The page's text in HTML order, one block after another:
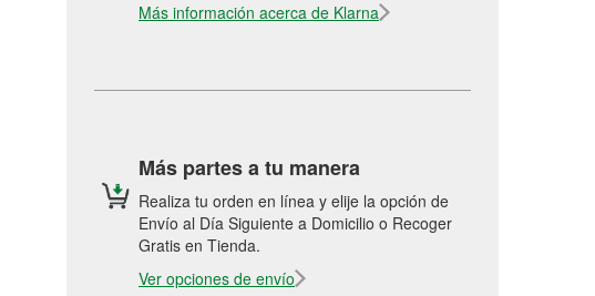
Más información acerca de Klarna
Más partes a tu manera
Realiza tu orden en línea y elije la opción de
Envío al Día Siguiente a Domicilio o Recoger
Gratis en Tienda.
Ver opciones de envío